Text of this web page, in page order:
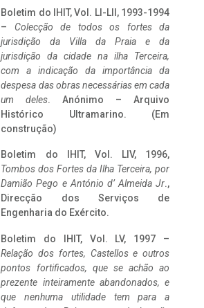
Boletim do IHIT, Vol. LI-LII, 1993-1994
– Colecção de todos os fortes da
jurisdição da Villa da Praia e da
jurisdição da cidade na ilha Terceira,
com a indicação da importância da
despesa das obras necessárias em cada
um deles. Anónimo – Arquivo
Histórico Ultramarino. (Em
construção)
Boletim do IHIT, Vol. LIV, 1996,
Tombos dos Fortes da Ilha Terceira, por
Damião Pego e António d’ Almeida Jr.,
Direcção dos Serviços de
Engenharia do Exército.
Boletim do IHIT, Vol. LV, 1997 –
Relação dos fortes, Castellos e outros
pontos fortificados, que se achão ao
prezente inteiramente abandonados, e
que nenhuma utilidade tem para a